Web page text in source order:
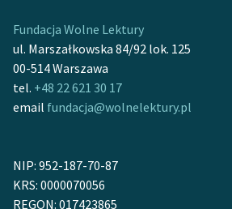
Szkoła Poezji Wolnych
Lektur
O nas
Zespół
Fundacja Wolne Lektury
ul. Marszałkowska 84/92 lok. 125
00-514 Warszawa
tel. +48 22 621 30 17
email fundacja@wolnelektury.pl
NIP: 952-187-70-87
KRS: 0000070056
REGON: 017423865